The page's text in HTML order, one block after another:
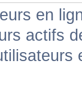
en
actifs